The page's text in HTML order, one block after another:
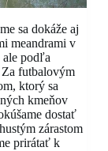
sa dokáže aj
meandrami v
ale podľa
Za futbalovým
ktorý sa
kmeňov
dostať
zárastom
prirátať k